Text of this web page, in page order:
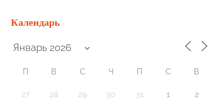
Календарь
П В С Ч П С В
27 28 29 30 31 1 2